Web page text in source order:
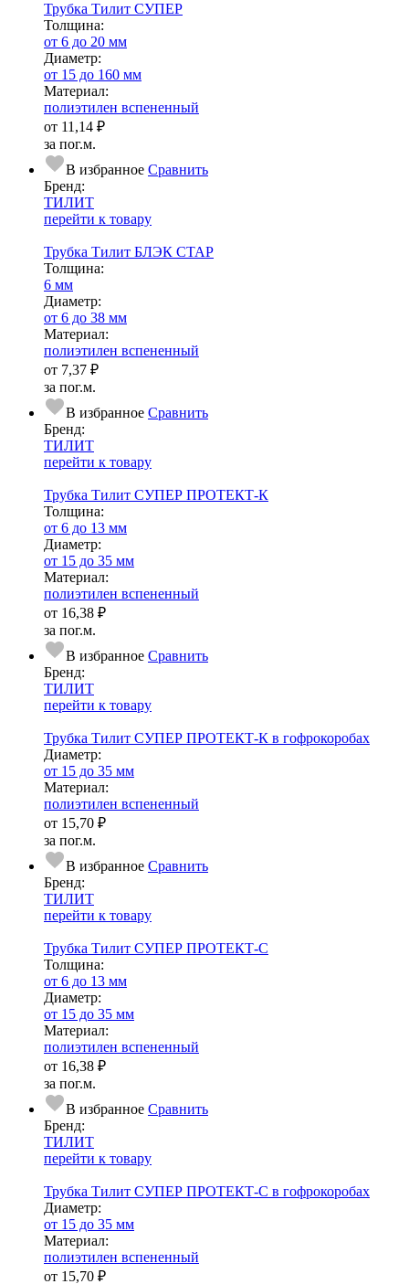
Трубка Тилит СУПЕР
Тол­щи­на:
от 6 до 20 мм
Диаметр:
от 15 до 160 мм
Ма­­те­­ри­­ал:
полиэтилен вспененный
от 11,14 ₽
за пог.м.
В избранное Сравнить
Бренд:
ТИЛИТ
перейти к товару
Трубка Тилит БЛЭК СТАР
Тол­щи­на:
6 мм
Диаметр:
от 6 до 38 мм
Ма­­те­­ри­­ал:
полиэтилен вспененный
от 7,37 ₽
за пог.м.
В избранное Сравнить
Бренд:
ТИЛИТ
перейти к товару
Трубка Тилит СУПЕР ПРОТЕКТ-К
Тол­щи­на:
от 6 до 13 мм
Диаметр:
от 15 до 35 мм
Ма­­те­­ри­­ал:
полиэтилен вспененный
от 16,38 ₽
за пог.м.
В избранное Сравнить
Бренд:
ТИЛИТ
перейти к товару
Трубка Тилит СУПЕР ПРОТЕКТ-К в гофрокоробах
Диаметр:
от 15 до 35 мм
Ма­­те­­ри­­ал:
полиэтилен вспененный
от 15,70 ₽
за пог.м.
В избранное Сравнить
Бренд:
ТИЛИТ
перейти к товару
Трубка Тилит СУПЕР ПРОТЕКТ-С
Тол­щи­на:
от 6 до 13 мм
Диаметр:
от 15 до 35 мм
Ма­­те­­ри­­ал:
полиэтилен вспененный
от 16,38 ₽
за пог.м.
В избранное Сравнить
Бренд:
ТИЛИТ
перейти к товару
Трубка Тилит СУПЕР ПРОТЕКТ-С в гофрокоробах
Диаметр:
от 15 до 35 мм
Ма­­те­­ри­­ал:
полиэтилен вспененный
от 15,70 ₽